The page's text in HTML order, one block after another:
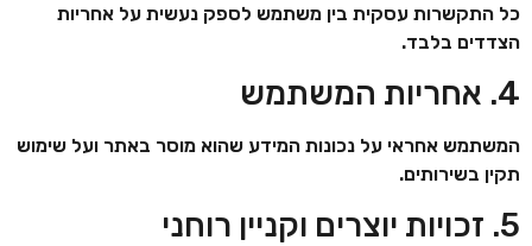
כל התקשרות עסקית בין משתמש לספק נעשית על אחריות
הצדדים בלבד.
4. אחריות המשתמש
המשתמש אחראי על נכונות המידע שהוא מוסר באתר ועל שימוש
תקין בשירותים.
5. זכויות יוצרים וקניין רוחני